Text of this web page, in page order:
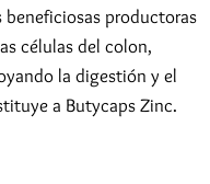
beneficiosas productoras
células del colon,
la digestión y el
a Butycaps Zinc.